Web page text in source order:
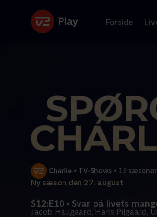
Forside
• TV-Shows • 15 sæsoner
Ny sæson den 27. august
S12:E10 • Svar på livets
Jacob Haugaard, Hans Pilgaard,